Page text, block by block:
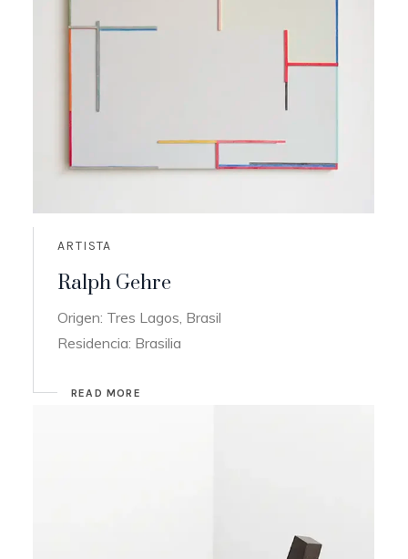
ARTISTA
Ralph Gehre
Origen: Tres Lagos, Brasil
Residencia: Brasilia
READ MORE